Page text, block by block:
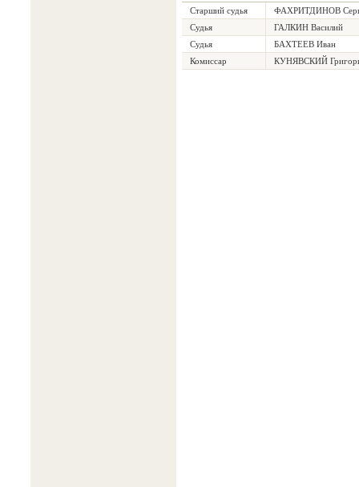
Старший судья
ФАХРИТДИНОВ
Судья
ГАЛКИН Василий
Судья
БАХТЕЕВ Иван
Комиссар
КУНЯВСКИЙ